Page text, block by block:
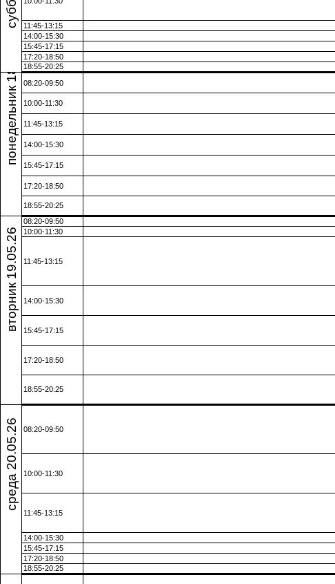
11:45-13:15
14:00-15:30
15:45-17:15
17:20-18:50
18:55-20:25
понедельник 18.05.26 08:20-09:50
10:00-11:30
11:45-13:15
14:00-15:30
15:45-17:15
17:20-18:50
18:55-20:25
вторник 19.05.26
08:20-09:50
10:00-11:30
11:45-13:15
14:00-15:30
15:45-17:15
17:20-18:50
18:55-20:25
среда 20.05.26 08:20-09:50
10:00-11:30
11:45-13:15
14:00-15:30
15:45-17:15
17:20-18:50
18:55-20:25